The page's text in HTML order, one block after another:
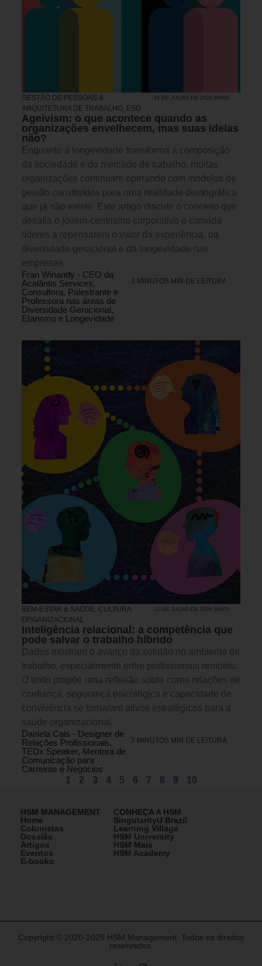
GESTÃO DE PESSOAS &
ARQUITETURA DE TRABALHO, ESG
14 DE JULHO DE 2026 08H00
Ageivism: o que acontece quando as
organizações envelhecem, mas suas ideias
não?
Enquanto a longevidade transforma a composição
da sociedade e do mercado de trabalho, muitas
organizações continuam operando com modelos de
gestão construídos para uma realidade demográfica
que já não existe. Este artigo discute o conceito que
desafia o jovem-centrismo corporativo e convida
líderes a repensarem o valor da experiência, da
diversidade geracional e da longevidade nas
empresas.
Fran Winandy - CEO da
Acalântis Services,
Consultora, Palestrante e
Professora nas áreas de
Diversidade Geracional,
Etarismo e Longevidade
3 MINUTOS MIN DE LEITURA
BEM-ESTAR & SAÚDE, CULTURA
ORGANIZACIONAL
13 DE JULHO DE 2026 14H00
Inteligência relacional: a competência que
pode salvar o trabalho híbrido
Dados mostram o avanço da solidão no ambiente de
trabalho, especialmente entre profissionais remotos.
O texto propõe uma reflexão sobre como relações de
confiança, segurança psicológica e capacidade de
convivência se tornaram ativos estratégicos para a
saúde organizacional.
Daniela Cais - Designer de
Relações Profissionais,
TEDx Speaker, Mentora de
Comunicação para
Carreiras e Negócios
7 MINUTOS MIN DE LEITURA
1 2 3 4 5 6 7 8 9 10
HSM MANAGEMENT
Home
Colunistas
Dossiês
Artigos
Eventos
E-books
CONHEÇA A HSM
SingularityU Brazil
Learning Village
HSM University
HSM Mais
HSM Academy
Copyright © 2020-2025 HSM Management. Todos os direitos
reservados.